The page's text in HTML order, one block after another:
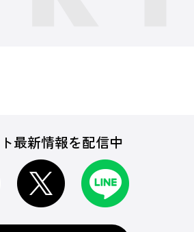
最新情報を配信中